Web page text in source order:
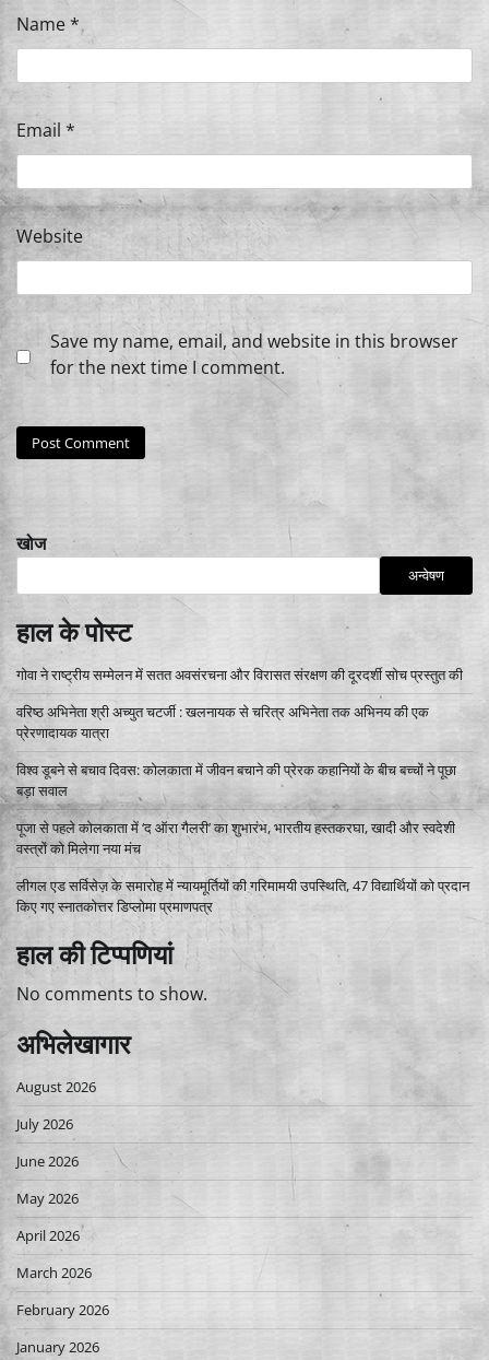
Name *
Email *
Website
Save my name, email, and website in this browser
for the next time I comment.
खोज
अन्वेषण
हाल के पोस्ट
गोवा ने राष्ट्रीय सम्मेलन में सतत अवसंरचना और विरासत संरक्षण की दूरदर्शी सोच प्रस्तुत की
वरिष्ठ अभिनेता श्री अच्युत चटर्जी : खलनायक से चरित्र अभिनेता तक अभिनय की एक
प्रेरणादायक यात्रा
विश्व डूबने से बचाव दिवस: कोलकाता में जीवन बचाने की प्रेरक कहानियों के बीच बच्चों ने पूछा
बड़ा सवाल
पूजा से पहले कोलकाता में ‘द ऑरा गैलरी’ का शुभारंभ, भारतीय हस्तकरघा, खादी और स्वदेशी
वस्त्रों को मिलेगा नया मंच
लीगल एड सर्विसेज़ के समारोह में न्यायमूर्तियों की गरिमामयी उपस्थिति, 47 विद्यार्थियों को प्रदान
किए गए स्नातकोत्तर डिप्लोमा प्रमाणपत्र
हाल की टिप्पणियां
No comments to show.
अभिलेखागार
August 2026
July 2026
June 2026
May 2026
April 2026
March 2026
February 2026
January 2026